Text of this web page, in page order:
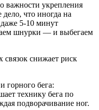
важности укрепления
что иногда на
5-10 минут
шнурки — и выбегаем
связок снижает риск
бега:
технику бега по
подворачивание ног.